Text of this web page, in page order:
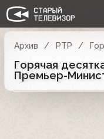
Архив РТР
Горячая
Премьер-